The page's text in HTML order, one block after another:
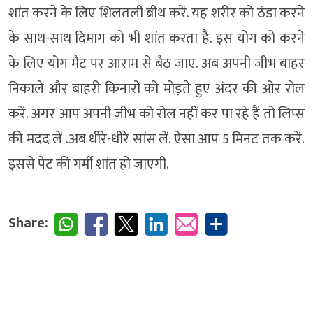
शांत करने के लिए शिलतली ब्रीथ करें. यह शरीर को ठंडा करने
के साथ-साथ दिमाग को भी शांत करता है. इस योग को करने
के लिए योग मैट पर आराम से बैठ जाए. अब अपनी जीभ बाहर
निकालें और बाहरी किनारों को मोड़ते हुए अंदर की ओर रोल
करें. अगर आप अपनी जीभ को रोल नहीं कर पा रहे हैं तो लिप्स
की मदद लें .अब धीरे-धीरे सांस लें. ऐसा आप 5 मिनट तक करें.
इससे पेट की गर्मी शांत हो जाएगी.
Share: